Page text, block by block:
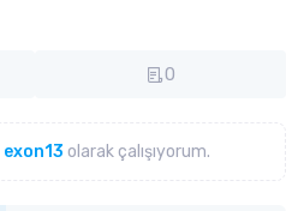
0
exon13 olarak çalışıyorum.